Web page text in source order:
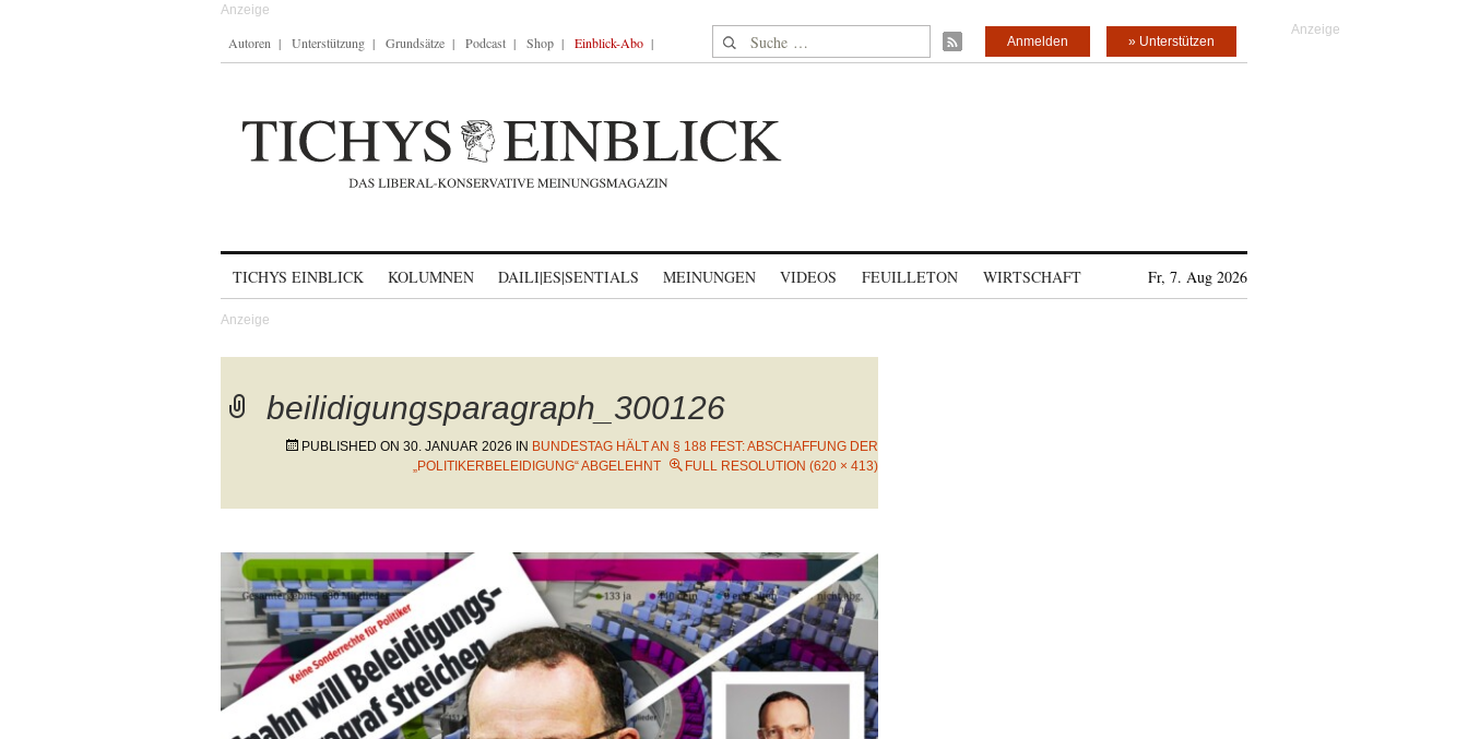
Autoren Unterstützung Grundsätze Podcast Shop Einblick-Abo Suche nach: » Unterstützen
Anmelden
TICHYS EINBLICK KOLUMNEN DAILI|ES|SENTIALS MEINUNGEN VIDEOS FEUILLETON WIRTSCHAFT Fr, 7. Aug 2026
beilidigungsparagraph_300126
PUBLISHED ON 30. JANUAR 2026 IN BUNDESTAG HÄLT AN § 188 FEST: ABSCHAFFUNG DER
„POLITIKERBELEIDIGUNG“ ABGELEHNT
FULL RESOLUTION (620 × 413)